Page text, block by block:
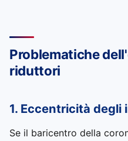
Problematiche
riduttori
1. Eccentricità degli
Se il baricentro della